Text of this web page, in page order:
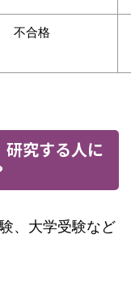
不合格
究する人に
、大学受験など